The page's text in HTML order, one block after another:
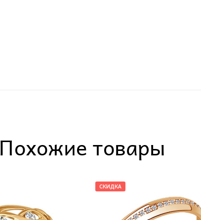
Похожие товары
СКИДКА